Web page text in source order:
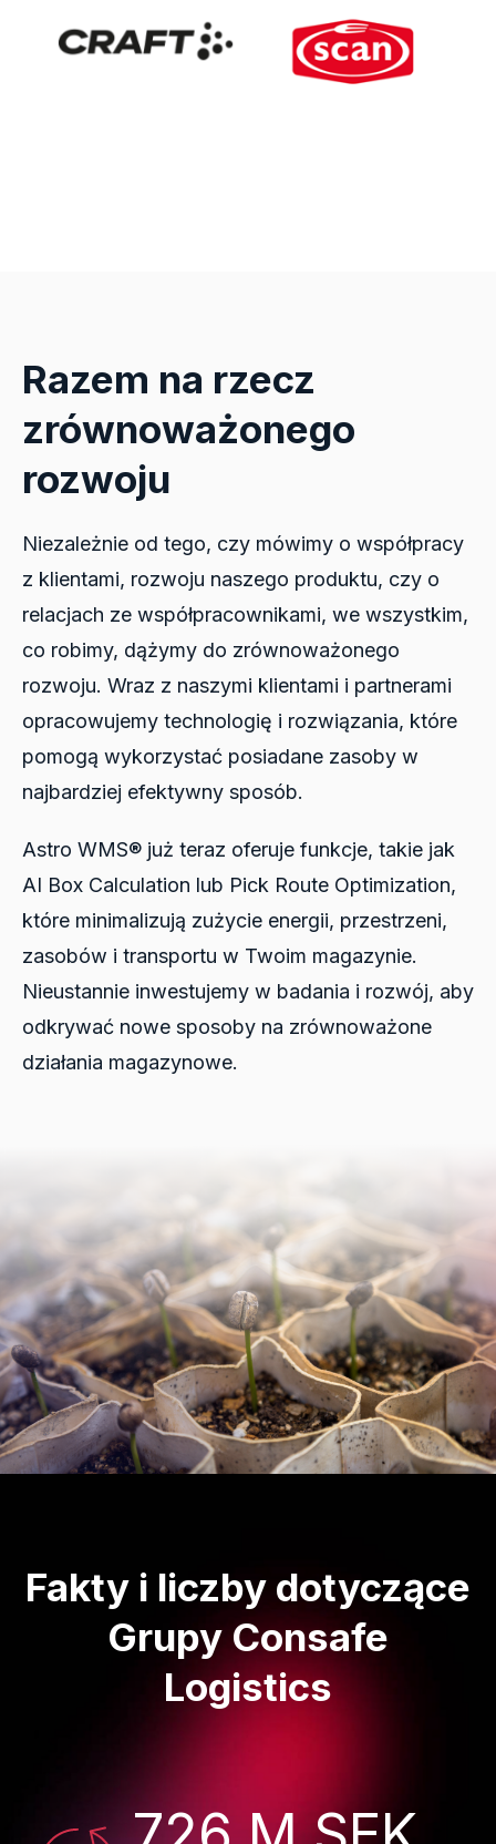
Razem na rzecz
zrównoważonego
rozwoju
Niezależnie od tego, czy mówimy o współpracy
z klientami, rozwoju naszego produktu, czy o
relacjach ze współpracownikami, we wszystkim,
co robimy, dążymy do zrównoważonego
rozwoju. Wraz z naszymi klientami i partnerami
opracowujemy technologię i rozwiązania, które
pomogą wykorzystać posiadane zasoby w
najbardziej efektywny sposób.
Astro WMS® już teraz oferuje funkcje, takie jak
AI Box Calculation lub Pick Route Optimization,
które minimalizują zużycie energii, przestrzeni,
zasobów i transportu w Twoim magazynie.
Nieustannie inwestujemy w badania i rozwój, aby
odkrywać nowe sposoby na zrównoważone
działania magazynowe.
Fakty i liczby dotyczące
Grupy Consafe
Logistics